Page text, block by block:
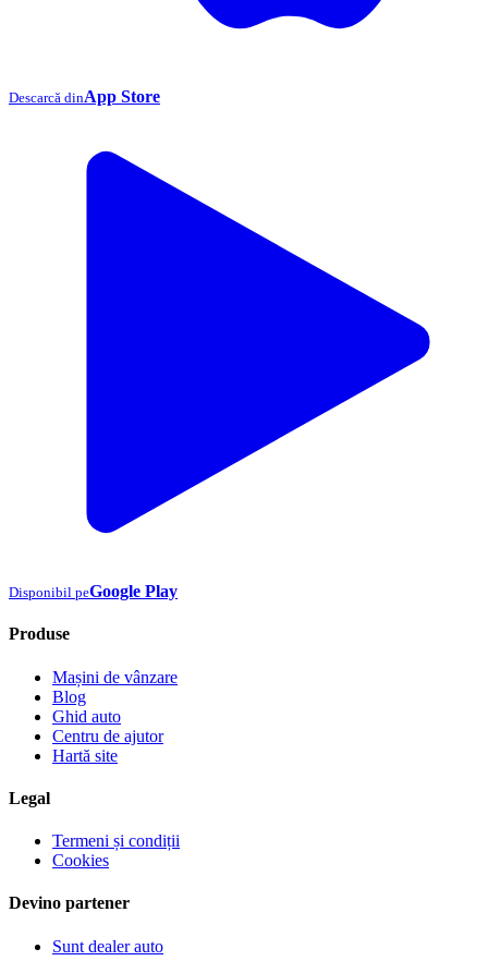
Descarcă dinApp Store
Disponibil peGoogle Play
Produse
Mașini de vânzare
Blog
Ghid auto
Centru de ajutor
Hartă site
Legal
Termeni și condiții
Cookies
Devino partener
Sunt dealer auto